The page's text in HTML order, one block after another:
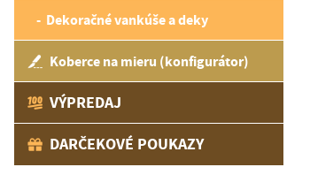
Dekoračné vankúše a deky
Koberce na mieru (konfigurátor)
VÝPREDAJ
DARČEKOVÉ POUKAZY